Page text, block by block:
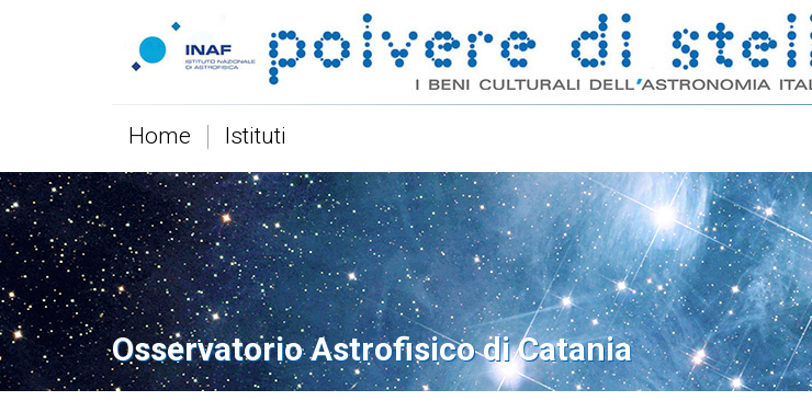
Home Istituti
Osservatorio Astrofisico di Catania